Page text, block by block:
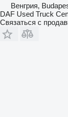
Венгрия,
DAF Used Truck
Связаться с